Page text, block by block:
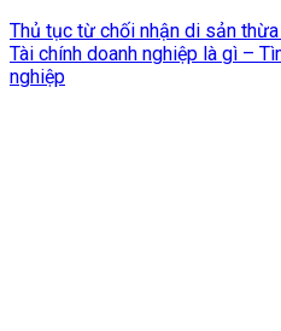
Thủ tục từ chối nhận di sản
Tài chính doanh nghiệp là gì –
nghiệp